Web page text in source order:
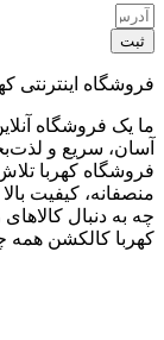
ثبت
فروشگاه اینترنتی
ما یک فروشگاه
آسان، سریع و
فروشگاه کهربا
منصفانه، کیفیت
چه به دنبال
کهربا کالکشن همه